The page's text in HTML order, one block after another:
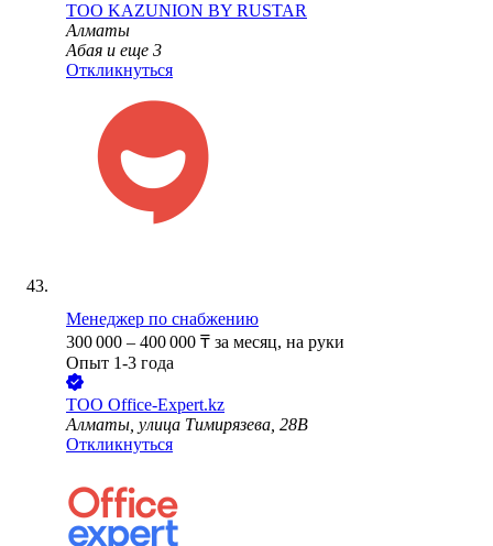
ТОО KAZUNION BY RUSTAR
Алматы
Абая и еще 3
Откликнуться
Менеджер по снабжению
300 000 – 400 000 ₸ за месяц, на руки
Опыт 1-3 года
ТОО Office-Expert.kz
Алматы, улица Тимирязева, 28В
Откликнуться